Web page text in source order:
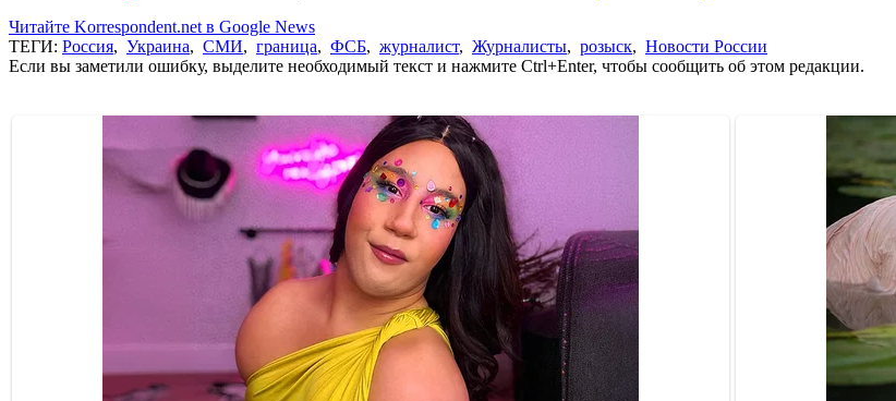
Читайте Korrespondent.net в Google News
ТЕГИ: Россия, Украина, СМИ, граница, ФСБ, журналист, Журналисты, розыск, Новости России
Если вы заметили ошибку, выделите необходимый текст и нажмите Ctrl+Enter, чтобы сообщить об этом редакции.